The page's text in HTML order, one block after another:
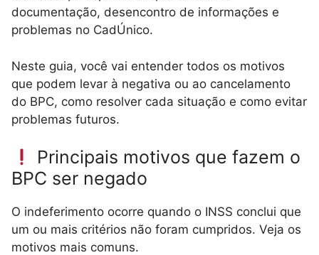
documentação, desencontro de informações e
problemas no CadÚnico.
Neste guia, você vai entender todos os motivos
que podem levar à negativa ou ao cancelamento
do BPC, como resolver cada situação e como evitar
problemas futuros.
Principais motivos que fazem o
BPC ser negado
O indeferimento ocorre quando o INSS conclui que
um ou mais critérios não foram cumpridos. Veja os
motivos mais comuns.